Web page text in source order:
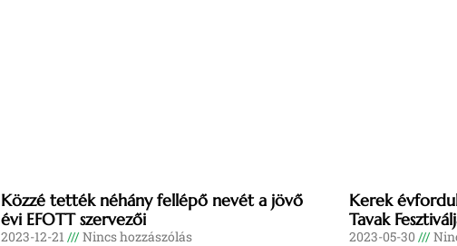
Közzé tették néhány fellépő nevét a jövő
évi EFOTT szervezői
2023-12-21 Nincs hozzászólás
Kerek
Tavak
2023-05-30